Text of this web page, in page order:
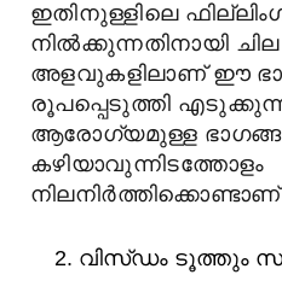
ഇതിനുള്ളിലെ
നില്ക്കുന്നതിനായി
അളവുകളിലാണ് ഈ
രൂപപ്പെടുത്തി
ആരോഗ്യമുള്ള
കഴിയാവുന്നിടത്തോളം
നിലനിര്
വിസ്ഡം ടൂത്തും